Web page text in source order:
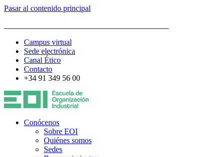
Pasar al contenido principal
Campus virtual
Sede electrónica
Canal Ético
Contacto
+34 91 349 56 00
Conócenos
Sobre EOI
Quiénes somos
Sedes